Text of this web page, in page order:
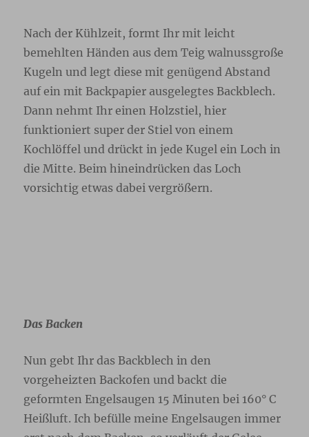
Nach der Kühlzeit, formt Ihr mit leicht
bemehlten Händen aus dem Teig walnussgroße
Kugeln und legt diese mit genügend Abstand
auf ein mit Backpapier ausgelegtes Backblech.
Dann nehmt Ihr einen Holzstiel, hier
funktioniert super der Stiel von einem
Kochlöffel und drückt in jede Kugel ein Loch in
die Mitte. Beim hineindrücken das Loch
vorsichtig etwas dabei vergrößern.
Das Backen
Nun gebt Ihr das Backblech in den
vorgeheizten Backofen und backt die
geformten Engelsaugen 15 Minuten bei 160° C
Heißluft. Ich befülle meine Engelsaugen immer